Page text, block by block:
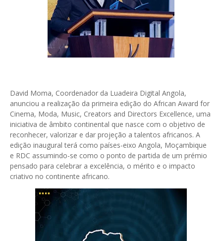
David Moma, Coordenador da Luadeira Digital Angola,
anunciou a realização da primeira edição do African Award for
Cinema, Moda, Music, Creators and Directors Excellence, uma
iniciativa de âmbito continental que nasce com o objetivo de
reconhecer, valorizar e dar projeção a talentos africanos. A
edição inaugural terá como países-eixo Angola, Moçambique
e RDC assumindo-se como o ponto de partida de um prémio
pensado para celebrar a excelência, o mérito e o impacto
criativo no continente africano.